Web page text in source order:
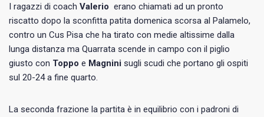
I ragazzi di coach Valerio erano chiamati ad un pronto
riscatto dopo la sconfitta patita domenica scorsa al Palamelo,
contro un Cus Pisa che ha tirato con medie altissime dalla
lunga distanza ma Quarrata scende in campo con il piglio
giusto con Toppo e Magnini sugli scudi che portano gli ospiti
sul 20-24 a fine quarto.
La seconda frazione la partita è in equilibrio con i padroni di